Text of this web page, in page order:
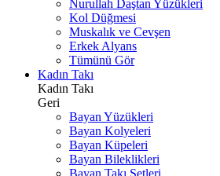
Nurullah Daştan Yüzükleri
Kol Düğmesi
Muskalık ve Cevşen
Erkek Alyans
Tümünü Gör
Kadın Takı
Kadın Takı
Geri
Bayan Yüzükleri
Bayan Kolyeleri
Bayan Küpeleri
Bayan Bileklikleri
Bayan Takı Setleri